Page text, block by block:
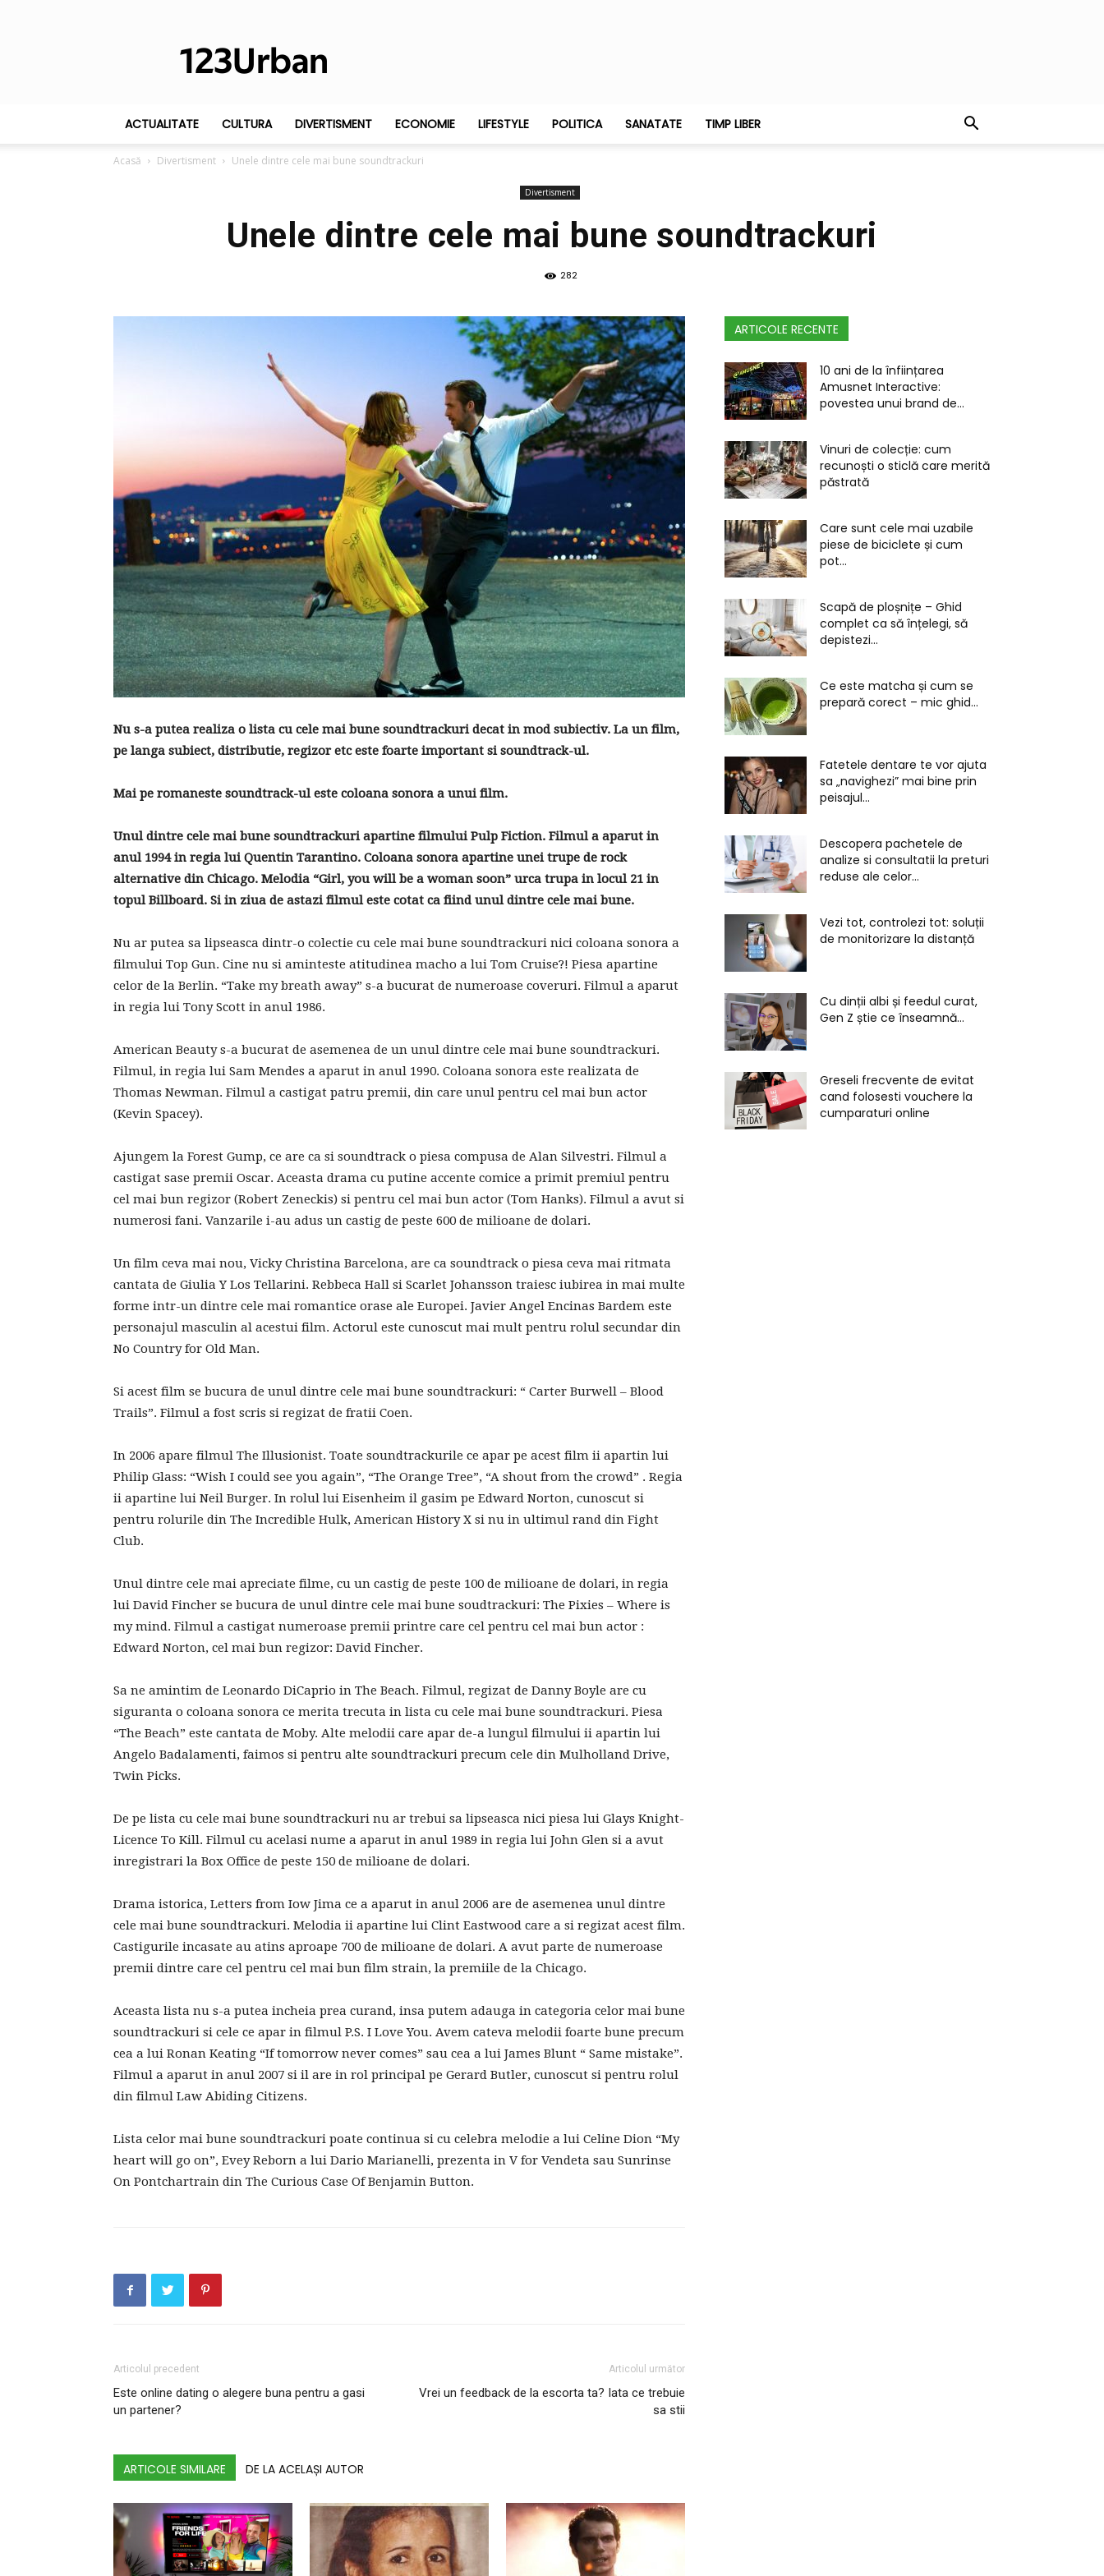
ACTUALITATE CULTURA DIVERTISMENT ECONOMIE LIFESTYLE POLITICA SANATATE TIMP LIBER
Acasă Divertisment Unele dintre cele mai bune soundtrackuri
Divertisment
Unele dintre cele mai bune soundtrackuri
282
Nu s-a putea realiza o lista cu cele mai bune soundtrackuri decat in mod subiectiv. La un film,
pe langa subiect, distributie, regizor etc este foarte important si soundtrack-ul.
Mai pe romaneste soundtrack-ul este coloana sonora a unui film.
Unul dintre cele mai bune soundtrackuri apartine filmului Pulp Fiction. Filmul a aparut in
anul 1994 in regia lui Quentin Tarantino. Coloana sonora apartine unei trupe de rock
alternative din Chicago. Melodia “Girl, you will be a woman soon” urca trupa in locul 21 in
topul Billboard. Si in ziua de astazi filmul este cotat ca fiind unul dintre cele mai bune.
Nu ar putea sa lipseasca dintr-o colectie cu cele mai bune soundtrackuri nici coloana sonora a
filmului Top Gun. Cine nu si aminteste atitudinea macho a lui Tom Cruise?! Piesa apartine
celor de la Berlin. “Take my breath away” s-a bucurat de numeroase coveruri. Filmul a aparut
in regia lui Tony Scott in anul 1986.
American Beauty s-a bucurat de asemenea de un unul dintre cele mai bune soundtrackuri.
Filmul, in regia lui Sam Mendes a aparut in anul 1990. Coloana sonora este realizata de
Thomas Newman. Filmul a castigat patru premii, din care unul pentru cel mai bun actor
(Kevin Spacey).
Ajungem la Forest Gump, ce are ca si soundtrack o piesa compusa de Alan Silvestri. Filmul a
castigat sase premii Oscar. Aceasta drama cu putine accente comice a primit premiul pentru
cel mai bun regizor (Robert Zeneckis) si pentru cel mai bun actor (Tom Hanks). Filmul a avut si
numerosi fani. Vanzarile i-au adus un castig de peste 600 de milioane de dolari.
Un film ceva mai nou, Vicky Christina Barcelona, are ca soundtrack o piesa ceva mai ritmata
cantata de Giulia Y Los Tellarini. Rebbeca Hall si Scarlet Johansson traiesc iubirea in mai multe
forme intr-un dintre cele mai romantice orase ale Europei. Javier Angel Encinas Bardem este
personajul masculin al acestui film. Actorul este cunoscut mai mult pentru rolul secundar din
No Country for Old Man.
Si acest film se bucura de unul dintre cele mai bune soundtrackuri: “ Carter Burwell – Blood
Trails”. Filmul a fost scris si regizat de fratii Coen.
In 2006 apare filmul The Illusionist. Toate soundtrackurile ce apar pe acest film ii apartin lui
Philip Glass: “Wish I could see you again”, “The Orange Tree”, “A shout from the crowd” . Regia
ii apartine lui Neil Burger. In rolul lui Eisenheim il gasim pe Edward Norton, cunoscut si
pentru rolurile din The Incredible Hulk, American History X si nu in ultimul rand din Fight
Club.
Unul dintre cele mai apreciate filme, cu un castig de peste 100 de milioane de dolari, in regia
lui David Fincher se bucura de unul dintre cele mai bune soudtrackuri: The Pixies – Where is
my mind. Filmul a castigat numeroase premii printre care cel pentru cel mai bun actor :
Edward Norton, cel mai bun regizor: David Fincher.
Sa ne amintim de Leonardo DiCaprio in The Beach. Filmul, regizat de Danny Boyle are cu
siguranta o coloana sonora ce merita trecuta in lista cu cele mai bune soundtrackuri. Piesa
“The Beach” este cantata de Moby. Alte melodii care apar de-a lungul filmului ii apartin lui
Angelo Badalamenti, faimos si pentru alte soundtrackuri precum cele din Mulholland Drive,
Twin Picks.
De pe lista cu cele mai bune soundtrackuri nu ar trebui sa lipseasca nici piesa lui Glays Knight-
Licence To Kill. Filmul cu acelasi nume a aparut in anul 1989 in regia lui John Glen si a avut
inregistrari la Box Office de peste 150 de milioane de dolari.
Drama istorica, Letters from Iow Jima ce a aparut in anul 2006 are de asemenea unul dintre
cele mai bune soundtrackuri. Melodia ii apartine lui Clint Eastwood care a si regizat acest film.
Castigurile incasate au atins aproape 700 de milioane de dolari. A avut parte de numeroase
premii dintre care cel pentru cel mai bun film strain, la premiile de la Chicago.
Aceasta lista nu s-a putea incheia prea curand, insa putem adauga in categoria celor mai bune
soundtrackuri si cele ce apar in filmul P.S. I Love You. Avem cateva melodii foarte bune precum
cea a lui Ronan Keating “If tomorrow never comes” sau cea a lui James Blunt “ Same mistake”.
Filmul a aparut in anul 2007 si il are in rol principal pe Gerard Butler, cunoscut si pentru rolul
din filmul Law Abiding Citizens.
Lista celor mai bune soundtrackuri poate continua si cu celebra melodie a lui Celine Dion “My
heart will go on”, Evey Reborn a lui Dario Marianelli, prezenta in V for Vendeta sau Sunrinse
On Pontchartrain din The Curious Case Of Benjamin Button.
Articolul precedent
Este online dating o alegere buna pentru a gasi
un partener?
Articolul următor
Vrei un feedback de la escorta ta? Iata ce trebuie
sa stii
ARTICOLE SIMILARE DE LA ACELAȘI AUTOR
ARTICOLE RECENTE
10 ani de la înființarea
Amusnet Interactive:
povestea unui brand de...
Vinuri de colecție: cum
recunoști o sticlă care merită
păstrată
Care sunt cele mai uzabile
piese de biciclete și cum
pot...
Scapă de ploșnițe – Ghid
complet ca să înțelegi, să
depistezi...
Ce este matcha și cum se
prepară corect – mic ghid...
Fatetele dentare te vor ajuta
sa „navighezi” mai bine prin
peisajul...
Descopera pachetele de
analize si consultatii la preturi
reduse ale celor...
Vezi tot, controlezi tot: soluții
de monitorizare la distanță
Cu dinții albi și feedul curat,
Gen Z știe ce înseamnă...
Greseli frecvente de evitat
cand folosesti vouchere la
cumparaturi online